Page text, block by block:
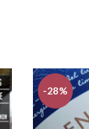
-28%